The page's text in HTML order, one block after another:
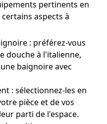
pertinents en
aspects à
: préférez-vous
douche à l'italienne,
baignoire avec
: sélectionnez-les en
pièce et de vos
parti de l'espace.